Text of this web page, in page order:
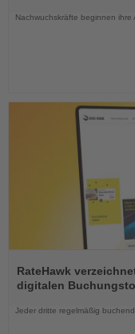
Nachwuchskräfte beginnen
Sie
die
Nachrichten
RateHawk
digitalen
Jeder dritte regelmäßig